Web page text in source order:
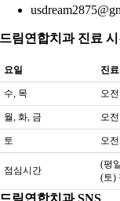
드림연합치과 진료
요일 진
수, 목 오
월, 화, 금 오
토 오
점심시간
(평
(토)
드림연합치과 SNS